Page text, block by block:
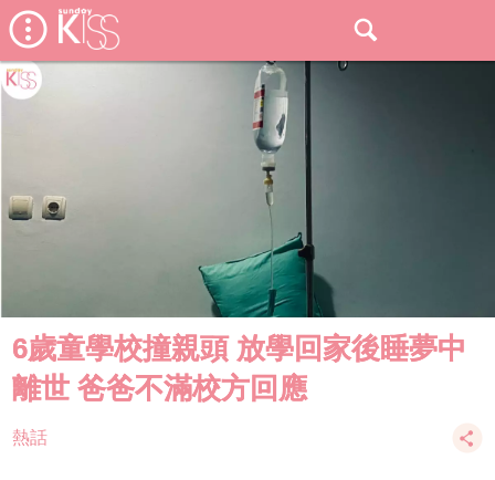
6歲童學校撞親頭 放學回家後睡夢中
離世 爸爸不滿校方回應
熱話